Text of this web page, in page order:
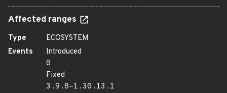
Affected ranges
Type
ECOSYSTEM
Events
Introduced
0
Fixed
3.9.8-1.30.13.1